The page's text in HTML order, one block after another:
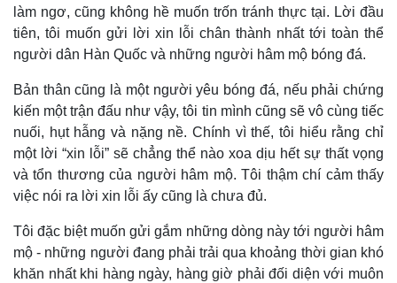
làm ngơ, cũng không hề muốn trốn tránh thực tại. Lời đầu
tiên, tôi muốn gửi lời xin lỗi chân thành nhất tới toàn thể
người dân Hàn Quốc và những người hâm mộ bóng đá.
Bản thân cũng là một người yêu bóng đá, nếu phải chứng
kiến một trận đấu như vậy, tôi tin mình cũng sẽ vô cùng tiếc
nuối, hụt hẫng và nặng nề. Chính vì thế, tôi hiểu rằng chỉ
một lời “xin lỗi” sẽ chẳng thể nào xoa dịu hết sự thất vọng
và tổn thương của người hâm mộ. Tôi thậm chí cảm thấy
việc nói ra lời xin lỗi ấy cũng là chưa đủ.
Tôi đặc biệt muốn gửi gắm những dòng này tới người hâm
mộ - những người đang phải trải qua khoảng thời gian khó
khăn nhất khi hàng ngày, hàng giờ phải đối diện với muôn